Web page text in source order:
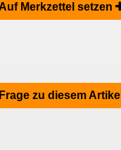
Merkzettel setzen
Frage zu diesem Artikel